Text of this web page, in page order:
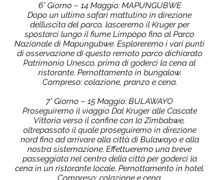
6° Giorno – 14 Maggio: MAPUNGUBWE
Dopo un ultimo safari mattutino in direzione
dell’uscita del parco, lasceremo il Kruger per
spostarci lungo il fiume Limpopo fino al Parco
Nazionale di Mapungubwe. Esploreremo i vari punti
di osservazione di questo remoto parco dichiarato
Patrimonio Unesco, prima di goderci la cena al
ristorante. Pernottamento in bungalow.
Compreso: colazione, pranzo e cena.
7° Giorno – 15 Maggio: BULAWAYO
Proseguiremo il viaggio Dal Kruger alle Cascate
Vittoria verso il confine con lo Zimbabwe,
oltrepassato il quale proseguiremo in direzione
nord fino ad arrivare alla città di Bulawayo e alla
nostra sistemazione. Effettueremo una breve
passeggiata nel centro della città per goderci la
cena in un ristorante locale. Pernottamento in hotel.
Compreso: colazione e cena.